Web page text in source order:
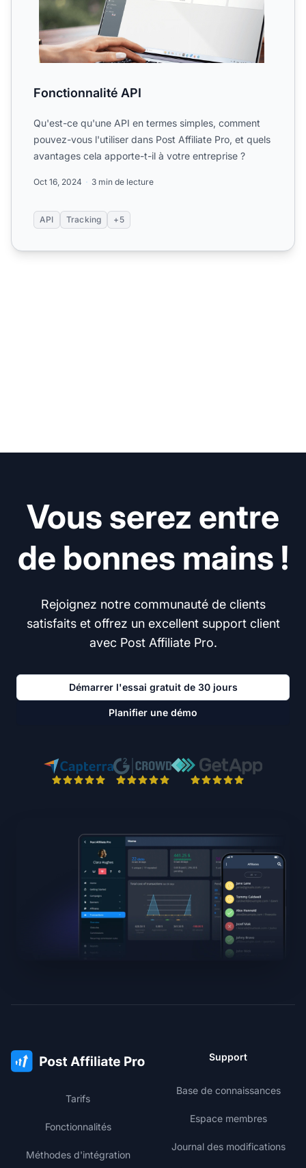
Fonctionnalité API
Qu'est-ce qu'une API en termes simples, comment
pouvez-vous l'utiliser dans Post Affiliate Pro, et quels
avantages cela apporte-t-il à votre entreprise ?
Oct 16, 2024 3 min de lecture
API Tracking +5
Vous serez entre
de bonnes mains !
Rejoignez notre communauté de clients
satisfaits et offrez un excellent support client
avec Post Affiliate Pro.
Démarrer l'essai gratuit de 30 jours
Planifier une démo
Tarifs
Fonctionnalités
Méthodes d'intégration
Support
Base de connaissances
Espace membres
Journal des modifications